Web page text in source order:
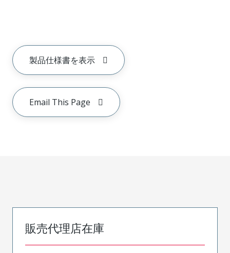
製品仕様書を表示
Email This Page
販売代理店在庫